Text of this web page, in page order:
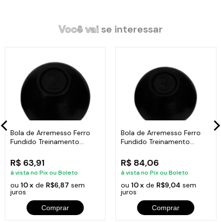
Itens Inclusos:
01 Bola de Arremesso Ferro Fundido Treinamento Funcional 7Kg
Código:
Você vaise interessar
Bola de Arremesso Ferro
Fundido Treinamento
R$ 63,91
à vista no Pix ou Boleto
ou 10 xde R$6,87 sem
juros
Comprar
Bola de Arremesso Ferro
Fundido Treinamento
R$ 84,06
à vista no Pix ou Boleto
ou 10 xde R$9,04 sem
juros
Comprar